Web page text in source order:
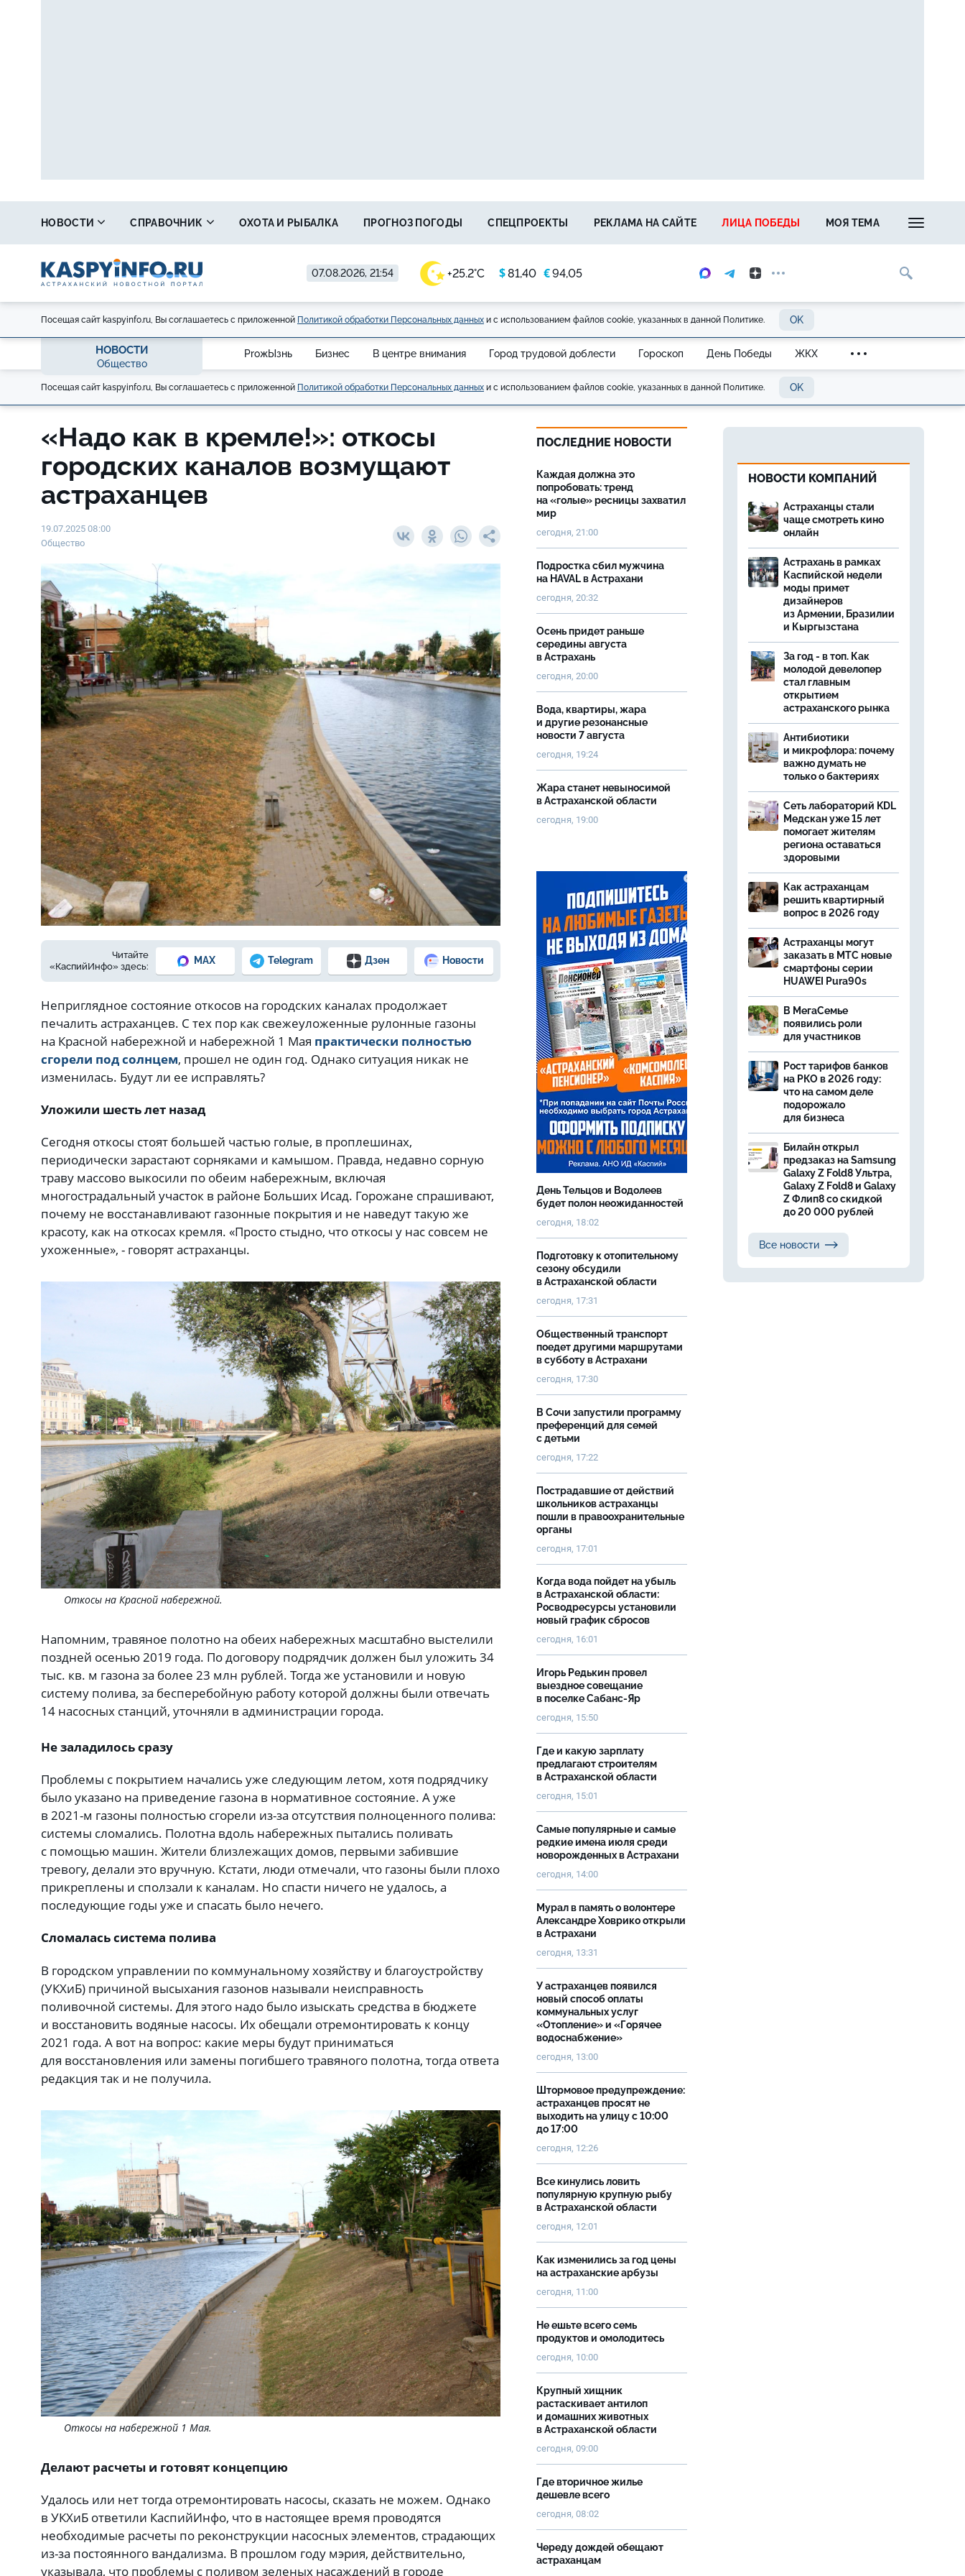
07.08.2026, 21:54 +25.2°C $81,40 €94,05
НОВОСТИ СПРАВОЧНИК ОХОТА И РЫБАЛКА ПРОГНОЗ ПОГОДЫ СПЕЦПРОЕКТЫ РЕКЛАМА НА САЙТЕ ЛИЦА ПОБЕДЫ МОЯ ТЕМА
Посещая сайт kaspyinfo.ru, Вы соглашаетесь с приложенной Политикой обработки Персональных данных и с использованием файлов cookie, указанных в данной Политике. OK
НОВОСТИ
Общество
ProжЫзнь Бизнес В центре внимания Город трудовой доблести Гороскоп День Победы ЖКХ
Посещая сайт kaspyinfo.ru, Вы соглашаетесь с приложенной Политикой обработки Персональных данных и с использованием файлов cookie, указанных в данной Политике. OK
«Надо как в кремле!»: откосы
городских каналов возмущают
астраханцев
19.07.2025 08:00
Общество
Так выглядят откосы на набережной 1 Мая.
Фото: Е. Зимняя
Читайте
«КаспийИнфо» здесь:
MAX Telegram Дзен Новости
Неприглядное состояние откосов на городских каналах продолжает
печалить астраханцев. С тех пор как свежеуложенные рулонные газоны
на Красной набережной и набережной 1 Мая практически полностью
сгорели под солнцем, прошел не один год. Однако ситуация никак не
изменилась. Будут ли ее исправлять?
Уложили шесть лет назад
Сегодня откосы стоят большей частью голые, в проплешинах,
периодически зарастают сорняками и камышом. Правда, недавно сорную
траву массово выкосили по обеим набережным, включая
многострадальный участок в районе Больших Исад. Горожане спрашивают,
почему не восстанавливают газонные покрытия и не наведут такую же
красоту, как на откосах кремля. «Просто стыдно, что откосы у нас совсем не
ухоженные», - говорят астраханцы.
Откосы на Красной набережной.
Напомним, травяное полотно на обеих набережных масштабно выстелили
поздней осенью 2019 года. По договору подрядчик должен был уложить 34
тыс. кв. м газона за более 23 млн рублей. Тогда же установили и новую
систему полива, за бесперебойную работу которой должны были отвечать
14 насосных станций, уточняли в администрации города.
Не заладилось сразу
Проблемы с покрытием начались уже следующим летом, хотя подрядчику
было указано на приведение газона в нормативное состояние. А уже
в 2021-м газоны полностью сгорели из-за отсутствия полноценного полива:
системы сломались. Полотна вдоль набережных пытались поливать
с помощью машин. Жители близлежащих домов, первыми забившие
тревогу, делали это вручную. Кстати, люди отмечали, что газоны были плохо
прикреплены и сползали к каналам. Но спасти ничего не удалось, а
последующие годы уже и спасать было нечего.
Сломалась система полива
В городском управлении по коммунальному хозяйству и благоустройству
(УКХиБ) причиной высыхания газонов называли неисправность
поливочной системы. Для этого надо было изыскать средства в бюджете
и восстановить водяные насосы. Их обещали отремонтировать к концу
2021 года. А вот на вопрос: какие меры будут приниматься
для восстановления или замены погибшего травяного полотна, тогда ответа
редакция так и не получила.
Откосы на набережной 1 Мая.
Делают расчеты и готовят концепцию
Удалось или нет тогда отремонтировать насосы, сказать не можем. Однако
в УКХиБ ответили КаспийИнфо, что в настоящее время проводятся
необходимые расчеты по реконструкции насосных элементов, страдающих
из-за постоянного вандализма. В прошлом году мэрия, действительно,
указывала, что проблемы с поливом зеленых насаждений в городе
ПОСЛЕДНИЕ НОВОСТИ
Каждая должна это
попробовать: тренд
на «голые» ресницы захватил
мир
сегодня, 21:00
Подростка сбил мужчина
на HAVAL в Астрахани
сегодня, 20:32
Осень придет раньше
середины августа
в Астрахань
сегодня, 20:00
Вода, квартиры, жара
и другие резонансные
новости 7 августа
сегодня, 19:24
Жара станет невыносимой
в Астраханской области
сегодня, 19:00
День Тельцов и Водолеев
будет полон неожиданностей
сегодня, 18:02
Подготовку к отопительному
сезону обсудили
в Астраханской области
сегодня, 17:31
Общественный транспорт
поедет другими маршрутами
в субботу в Астрахани
сегодня, 17:30
В Сочи запустили программу
преференций для семей
с детьми
сегодня, 17:22
Пострадавшие от действий
школьников астраханцы
пошли в правоохранительные
органы
сегодня, 17:01
Когда вода пойдет на убыль
в Астраханской области:
Росводресурсы установили
новый график сбросов
сегодня, 16:01
Игорь Редькин провел
выездное совещание
в поселке Сабанс-Яр
сегодня, 15:50
Где и какую зарплату
предлагают строителям
в Астраханской области
сегодня, 15:01
Самые популярные и самые
редкие имена июля среди
новорожденных в Астрахани
сегодня, 14:00
Мурал в память о волонтере
Александре Ховрико открыли
в Астрахани
сегодня, 13:31
У астраханцев появился
новый способ оплаты
коммунальных услуг
«Отопление» и «Горячее
водоснабжение»
сегодня, 13:00
Штормовое предупреждение:
астраханцев просят не
выходить на улицу с 10:00
до 17:00
сегодня, 12:26
Все кинулись ловить
популярную крупную рыбу
в Астраханской области
сегодня, 12:01
Как изменились за год цены
на астраханские арбузы
сегодня, 11:00
Не ешьте всего семь
продуктов и омолодитесь
сегодня, 10:00
Крупный хищник
растаскивает антилоп
и домашних животных
в Астраханской области
сегодня, 09:00
Где вторичное жилье
дешевле всего
сегодня, 08:02
Череду дождей обещают
астраханцам
НОВОСТИ КОМПАНИЙ
Астраханцы стали
чаще смотреть кино
онлайн
Астрахань в рамках
Каспийской недели
моды примет
дизайнеров
из Армении, Бразилии
и Кыргызстана
За год - в топ. Как
молодой девелопер
стал главным
открытием
астраханского рынка
Антибиотики
и микрофлора: почему
важно думать не
только о бактериях
Сеть лабораторий KDL
Медскан уже 15 лет
помогает жителям
региона оставаться
здоровыми
Как астраханцам
решить квартирный
вопрос в 2026 году
Астраханцы могут
заказать в МТС новые
смартфоны серии
HUAWEI Pura90s
В МегаСемье
появились роли
для участников
Рост тарифов банков
на РКО в 2026 году:
что на самом деле
подорожало
для бизнеса
Билайн открыл
предзаказ на Samsung
Galaxy Z Fold8 Ультра,
Galaxy Z Fold8 и Galaxy
Z Флип8 со скидкой
до 20 000 рублей
Все новости